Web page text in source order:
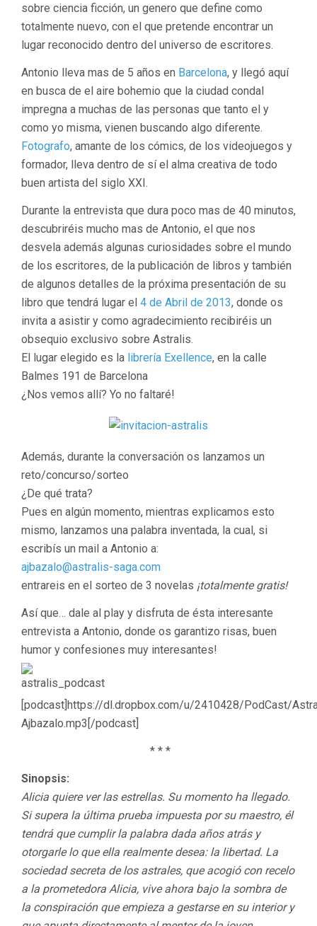
sobre ciencia ficción, un genero que define como
totalmente nuevo, con el que pretende encontrar un
lugar reconocido dentro del universo de escritores.
Antonio lleva mas de 5 años en Barcelona, y llegó aquí
en busca de el aire bohemio que la ciudad condal
impregna a muchas de las personas que tanto el y
como yo misma, vienen buscando algo diferente.
Fotografo, amante de los cómics, de los videojuegos y
formador, lleva dentro de sí el alma creativa de todo
buen artista del siglo XXI.
Durante la entrevista que dura poco mas de 40 minutos,
descubriréis mucho mas de Antonio, el que nos
desvela además algunas curiosidades sobre el mundo
de los escritores, de la publicación de libros y también
de algunos detalles de la próxima presentación de su
libro que tendrá lugar el 4 de Abril de 2013, donde os
invita a asistir y como agradecimiento recibiréis un
obsequio exclusivo sobre Astralis.
El lugar elegido es la librería Exellence, en la calle
Balmes 191 de Barcelona
¿Nos vemos allí? Yo no faltaré!
Además, durante la conversación os lanzamos un
reto/concurso/sorteo
¿De qué trata?
Pues en algún momento, mientras explicamos esto
mismo, lanzamos una palabra inventada, la cual, si
escribís un mail a Antonio a:
ajbazalo@astralis-saga.com
entrareis en el sorteo de 3 novelas ¡totalmente gratis!
Así que… dale al play y disfruta de ésta interesante
entrevista a Antonio, donde os garantizo risas, buen
humor y confesiones muy interesantes!
[podcast]https://dl.dropbox.com/u/2410428/PodCast/
Ajbazalo.mp3[/podcast]
* * *
Sinopsis:
Alicia quiere ver las estrellas. Su momento ha llegado.
Si supera la última prueba impuesta por su maestro, él
tendrá que cumplir la palabra dada años atrás y
otorgarle lo que ella realmente desea: la libertad. La
sociedad secreta de los astrales, que acogió con recelo
a la prometedora Alicia, vive ahora bajo la sombra de
la conspiración que empieza a gestarse en su interior y